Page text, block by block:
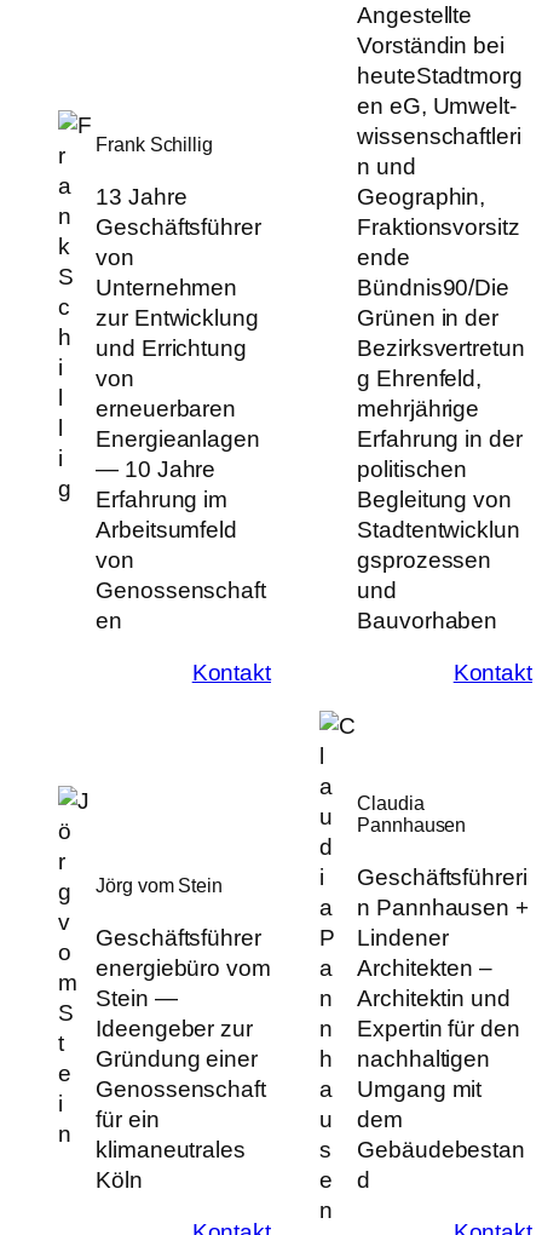
Frank Schillig
13 Jahre
Geschäftsführer
von
Unternehmen
zur Entwicklung
und Errichtung
von
erneuerbaren
Energieanlagen
— 10 Jahre
Erfahrung im
Arbeitsumfeld
von
Genossenschaft
en
Kontakt
Angestellte
Vorständin bei
heuteStadtmorg
en eG, Umwelt-
wissenschaftleri
n und
Geographin,
Fraktionsvorsitz
ende
Bündnis90/Die
Grünen in der
Bezirksvertretun
g Ehrenfeld,
mehrjährige
Erfahrung in der
politischen
Begleitung von
Stadtentwicklun
gsprozessen
und
Bauvorhaben
Kontakt
Jörg vom Stein
Geschäftsführer
energiebüro vom
Stein —
Ideengeber zur
Gründung einer
Genossenschaft
für ein
klimaneutrales
Köln
Claudia
Pannhausen
Geschäftsführeri
n Pannhausen +
Lindener
Architekten –
Architektin und
Expertin für den
nachhaltigen
Umgang mit
dem
Gebäudebestan
d